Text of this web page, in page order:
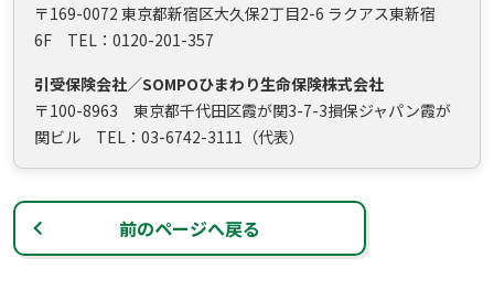
〒169-0072 東京都新宿区大久保2丁目2-6 ラクアス東新宿
6F TEL：0120-201-357
引受保険会社／SOMPOひまわり生命保険株式会社
〒100-8963 東京都千代田区霞が関3-7-3損保ジャパン霞が
関ビル TEL：03-6742-3111（代表）
前のページへ戻る